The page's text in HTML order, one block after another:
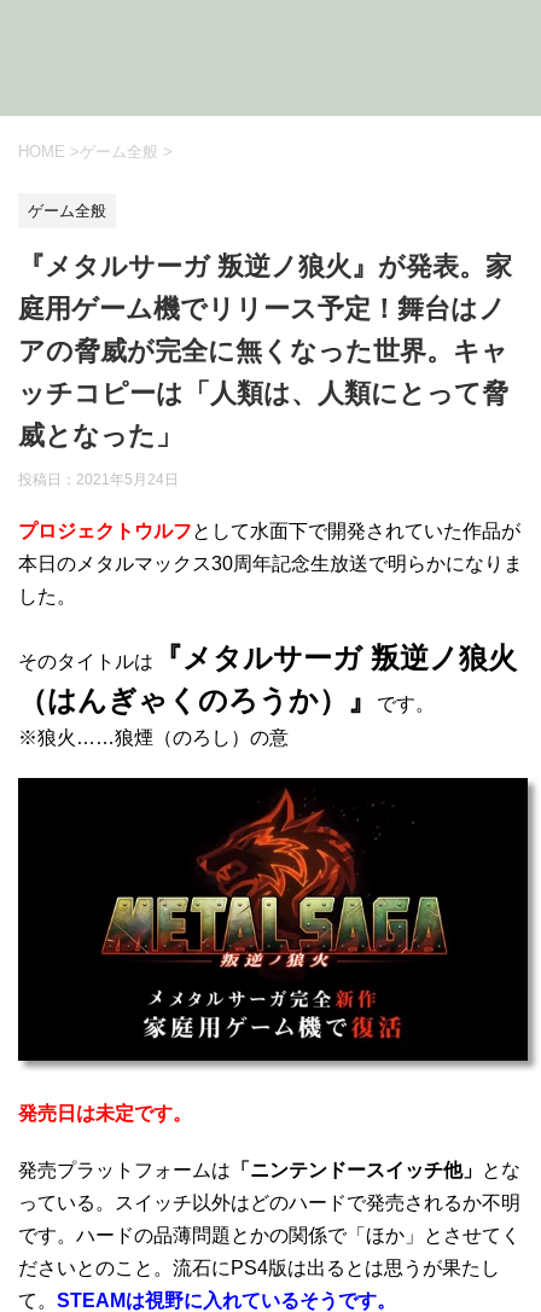
HOME >ゲーム全般 >
ゲーム全般
『メタルサーガ 叛逆ノ狼火』が発表。家
庭用ゲーム機でリリース予定！舞台はノ
アの脅威が完全に無くなった世界。キャ
ッチコピーは「人類は、人類にとって脅
威となった」
投稿日： 2021年5月24日
プロジェクトウルフとして水面下で開発されていた作品が
本日のメタルマックス30周年記念生放送で明らかになりま
した。
そのタイトルは
『メタルサーガ 叛逆ノ狼火
（はんぎゃくのろうか）』
です。
※狼火……狼煙（のろし）の意
発売日は未定です。
発売プラットフォームは 「ニンテンドースイッチ他」 とな
っている。スイッチ以外はどのハードで発売されるか不明
です。ハードの品薄問題とかの関係で「ほか」とさせてく
ださいとのこと。流石にPS4版は出るとは思うが果たし
て。 STEAMは視野に入れているそうです。